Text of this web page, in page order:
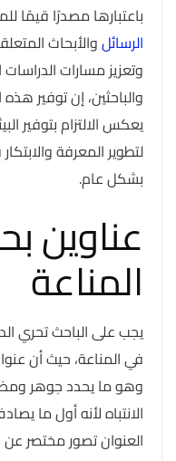
باعتبارها مصدرًا قيمًا
الرسائلوالأبحاث
وتعزيز مسارات
يعكس الالتزام بتوفير
لتطوير المعرفة
بشكل عام.
عناوين
المناعة
يجب على الباحث تحري
في المناعة، حيث أن
وهو ما يحدد جوهر
الانتباه لأنه أول ما
العنوان تصور مختصر عن